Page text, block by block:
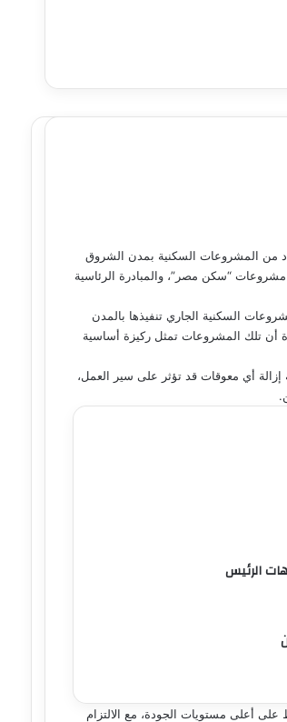
من المشروعات السكنية بمدن الشروق
“سكن مصر”، والمبادرة الرئاسية
السكنية الجاري تنفيذها بالمدن
أن تلك المشروعات تمثل ركيزة أساسية
أي معوقات قد تؤثر على سير العمل،
الرئيس
على أعلى مستويات الجودة، مع الالتزام